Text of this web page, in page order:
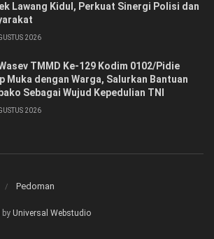
Lawang Kidul, Perkuat Sinergi Polisi dan
2026
TMMD Ke-129 Kodim 0102/Pidie
Muka dengan Warga, Salurkan Bantuan
Sebagai Wujud Kepedulian TNI
2026
Pedoman
by Universal Webstudio